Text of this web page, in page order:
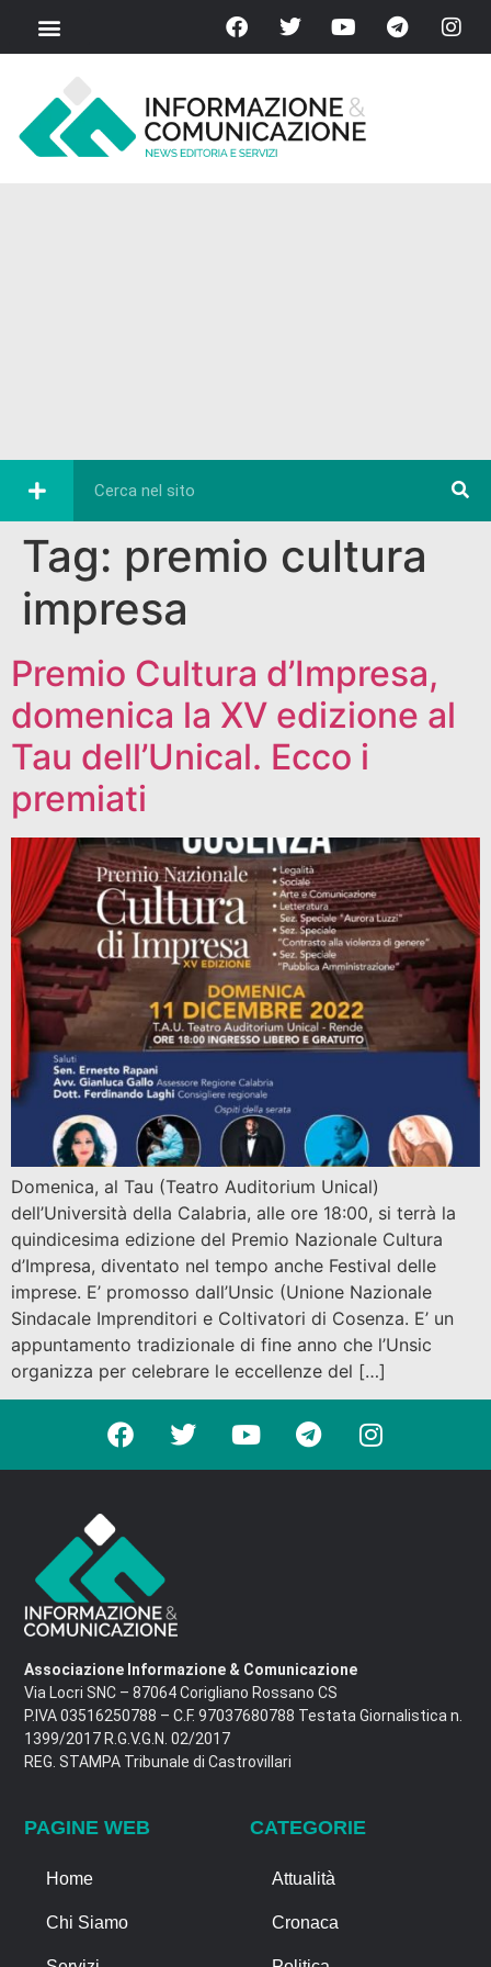
Tag: premio cultura
impresa
Premio Cultura d’Impresa,
domenica la XV edizione al
Tau dell’Unical. Ecco i
premiati
Domenica, al Tau (Teatro Auditorium Unical)
dell’Università della Calabria, alle ore 18:00, si terrà la
quindicesima edizione del Premio Nazionale Cultura
d’Impresa, diventato nel tempo anche Festival delle
imprese. E’ promosso dall’Unsic (Unione Nazionale
Sindacale Imprenditori e Coltivatori di Cosenza. E’ un
appuntamento tradizionale di fine anno che l’Unsic
organizza per celebrare le eccellenze del […]
Associazione Informazione & Comunicazione
Via Locri SNC – 87064 Corigliano Rossano CS
P.IVA 03516250788 – C.F. 97037680788 Testata Giornalistica n.
1399/2017 R.G.V.G.N. 02/2017
REG. STAMPA Tribunale di Castrovillari
PAGINE WEB
Home
Chi Siamo
CATEGORIE
Attualità
Cronaca